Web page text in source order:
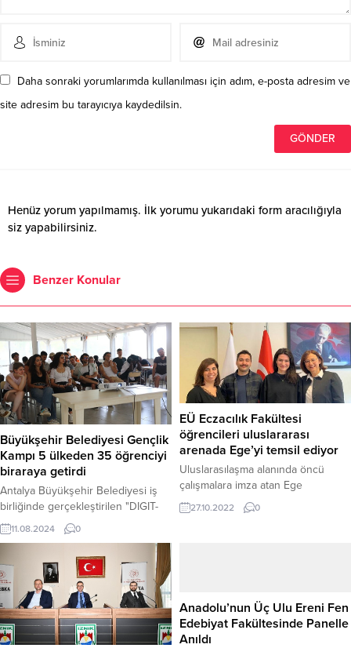
Daha sonraki yorumlarımda kullanılması için adım, e-posta adresim ve
site adresim bu tarayıcıya kaydedilsin.
Henüz yorum yapılmamış. İlk yorumu yukarıdaki form aracılığıyla
siz yapabilirsiniz.
Benzer Konular
Büyükşehir Belediyesi Gençlik
Kampı 5 ülkeden 35 öğrenciyi
biraraya getirdi
Antalya Büyükşehir Belediyesi iş
birliğinde gerçekleştirilen "DIGIT-
ART YE 2024" projesi kapsamında,
Ukrayna, Fransa, Bulgaristan,
İspanya ve Türkiye'den toplam 35
öğrenci Büyükşehir Belediyesi
Gençlik Kampı'nda bir hafta kamp
yaptı. Kamp boyunca, gençler dijital
ve sanatsal yetkinliklerini
geliştirmek için çeşitli eğitimlere
11.08.2024 0
EÜ Eczacılık Fakültesi
öğrencileri uluslararası
arenada Ege’yi temsil ediyor
Uluslarasılaşma alanında öncü
çalışmalara imza atan Ege
Üniversitesinde, akademisyenlerin
yanı sıra öğrenciler de dünya
Üniversitesi Eczacılık Fakültesi
öğrencileri Egemen Güven ve
Hazal Kudal, 1949 yılında kurulan,
27.10.2022 0
Anadolu’nun Üç Ulu Ereni Fen
Edebiyat Fakültesinde Panelle
Anıldı